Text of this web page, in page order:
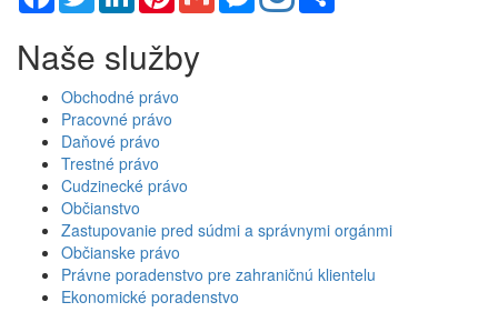
Naše služby
Obchodné právo
Pracovné právo
Daňové právo
Trestné právo
Cudzinecké právo
Občianstvo
Zastupovanie pred súdmi a správnymi orgánmi
Občianske právo
Právne poradenstvo pre zahraničnú klientelu
Ekonomické poradenstvo